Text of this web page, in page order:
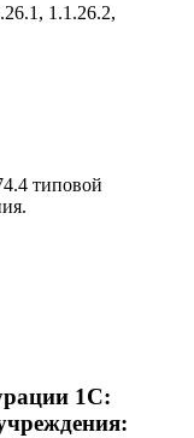
1.1.26.2,
типовой
1С: